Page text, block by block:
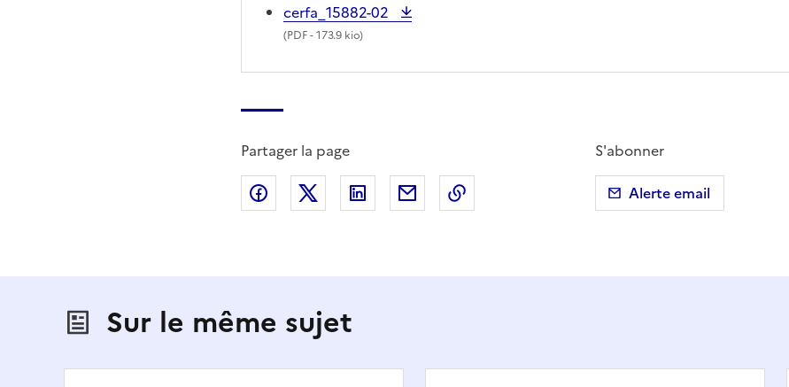
cerfa_15882-02
(PDF- 173.9 kio)
Partager la page
Partager sur Facebook
Partager sur X (anciennement Twitter)
Partager sur LinkedIn
Partager par emailCopier dans le presse-papier
S'abonner
Alerte email
Sur le même sujet